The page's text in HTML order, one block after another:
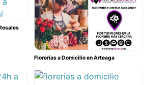
Florerías a Domicilio en Arteaga